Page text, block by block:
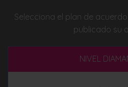
Selecciona el plan de
publicado su
NIVEL